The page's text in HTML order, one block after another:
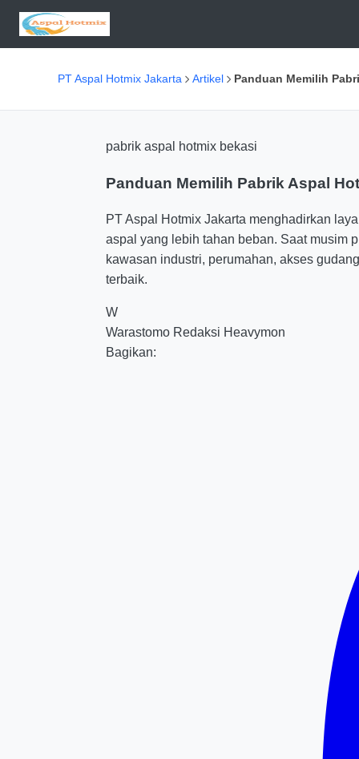
PT Aspal Hotmix Jakarta Artikel Panduan Memilih
pabrik aspal hotmix bekasi
Panduan Memilih Pabrik Aspal
PT Aspal Hotmix Jakarta menghadirkan
aspal yang lebih tahan beban. Saat musim
kawasan industri, perumahan, akses
terbaik.
W
Warastomo Redaksi Heavymon
Bagikan: